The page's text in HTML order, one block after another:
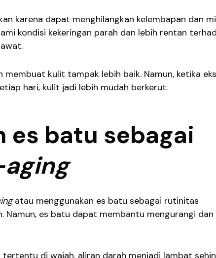
karena dapat menghilangkan kelembapan dan
kondisi kekeringan parah dan lebih rentan
membuat kulit tampak lebih baik. Namun, ketika
hari, kulit jadi lebih mudah berkerut.
es batu sebagai
atau menggunakan es batu sebagai rutinitas
es batu dapat membantu mengurangi dan
di wajah, aliran darah menjadi lambat